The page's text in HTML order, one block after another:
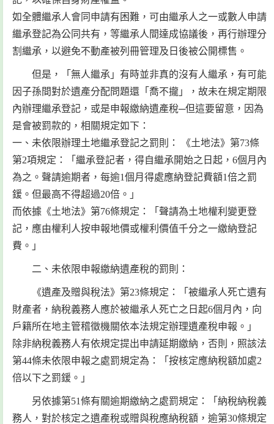
如全體繼承人會同申請有困難，可由繼承人之一或數人申請
繼承登記為公同共有，等繼承人間達成協議後，再行辦理分
割繼承，以避免不動產被列冊管理及日後被公開標售。
但是，「無人繼承」有時並非真的沒有人繼承，有可能
因子孫間對於遺產分配問題還「喬不攏」，故未在規定期限
內辦理繼承登記，或是申報繳納遺產稅─但這要留意，因為
是會被罰款的，相關規定如下：
一、未依限辦理土地繼承登記之罰則： 《土地法》第73條
第2項規定：「繼承登記者，得自繼承開始之日起，6個月內
為之。聲請逾期者，每逾1個月得處應納登記費額1倍之罰
鍰。但最高不得超過20倍。」
而依據《土地法》第76條規定：「聲請為土地權利變更登
記，應由權利人按申報地價或權利價值千分之一繳納登記
費。」
二、未依限申報繳納遺產稅的罰則：
《遺產及贈與稅法》第23條規定：「被繼承人死亡遺有
財產者，納稅義務人應於被繼承人死亡之日起6個月內，向
戶籍所在地主管稽徵機關依本法規定辦理遺產稅申報。」
除非納稅義務人有依規定提出申請延期繳納，否則，照該法
第44條未依限申報之處罰規定為：「按核定應納稅額加處2
倍以下之罰鍰。」
另依據第51條有關逾期繳納之處罰規定：「納稅納稅義
務人，對於核定之遺產稅或贈與稅應納稅額，逾第30條規定